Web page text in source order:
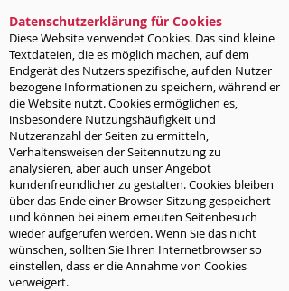
Datenschutzerklärung für Cookies
Diese Website verwendet Cookies. Das sind kleine
Textdateien, die es möglich machen, auf dem
Endgerät des Nutzers spezifische, auf den Nutzer
bezogene Informationen zu speichern, während er
die Website nutzt. Cookies ermöglichen es,
insbesondere Nutzungshäufigkeit und
Nutzeranzahl der Seiten zu ermitteln,
Verhaltensweisen der Seitennutzung zu
analysieren, aber auch unser Angebot
kundenfreundlicher zu gestalten. Cookies bleiben
über das Ende einer Browser-Sitzung gespeichert
und können bei einem erneuten Seitenbesuch
wieder aufgerufen werden. Wenn Sie das nicht
wünschen, sollten Sie Ihren Internetbrowser so
einstellen, dass er die Annahme von Cookies
verweigert.